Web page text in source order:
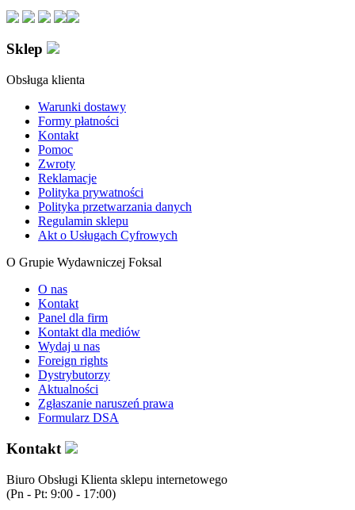
Sklep
Obsługa klienta
Warunki dostawy
Formy płatności
Kontakt
Pomoc
Zwroty
Reklamacje
Polityka prywatności
Polityka przetwarzania danych
Regulamin sklepu
Akt o Usługach Cyfrowych
O Grupie Wydawniczej Foksal
O nas
Kontakt
Panel dla firm
Kontakt dla mediów
Wydaj u nas
Foreign rights
Dystrybutorzy
Aktualności
Zgłaszanie naruszeń prawa
Formularz DSA
Kontakt
Biuro Obsługi Klienta sklepu internetowego
(Pn - Pt: 9:00 - 17:00)